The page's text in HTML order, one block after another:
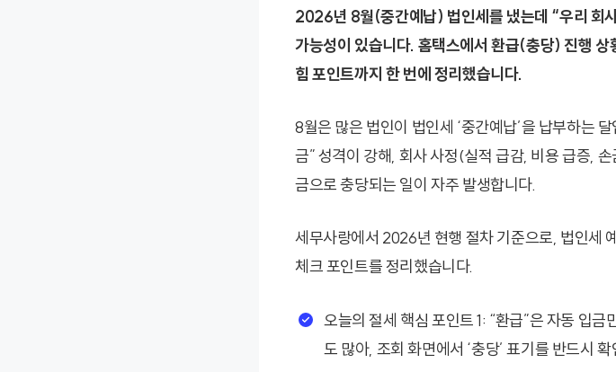
2026년 8월(중간예납) 법인세를 냈는데 “우리 회
가능성이 있습니다. 홈택스에서 환급(충당) 진행
힘 포인트까지 한 번에 정리했습니다.
8월은 많은 법인이 법인세 ‘중간예납’을 납부하는
금” 성격이 강해, 회사 사정(실적 급감, 비용 급증,
금으로 충당되는 일이 자주 발생합니다.
세무사랑에서 2026년 현행 절차 기준으로, 법인세
체크 포인트를 정리했습니다.
오늘의 절세 핵심 포인트 1: “환급”은 자동 입
도 많아, 조회 화면에서 ‘충당’ 표기를 반드시